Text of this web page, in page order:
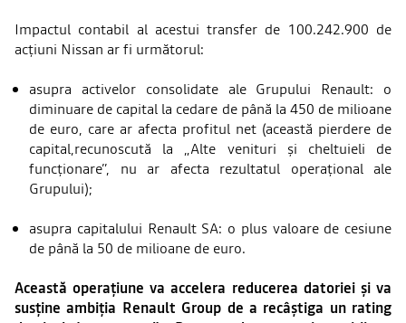
Impactul​ contabil al acestui transfer de 100.242.900 de
acțiuni Nissan ar fi următorul:
asupra activelor consolidate ale Grupului Renault: o
diminuare de capital la cedare de până la 450 de milioane
de euro, care ar afecta profitul net (această pierdere de
capital,recunoscută la „Alte venituri și cheltuieli de
funcționare”, nu ar afecta rezultatul operațional ale
Grupului);
asupra capitalului Renault SA: o plus valoare de cesiune
de până la 50 de milioane de euro.
Această operațiune va accelera reducerea datoriei și va
susține ambiția Renault Group de a recâștiga un rating